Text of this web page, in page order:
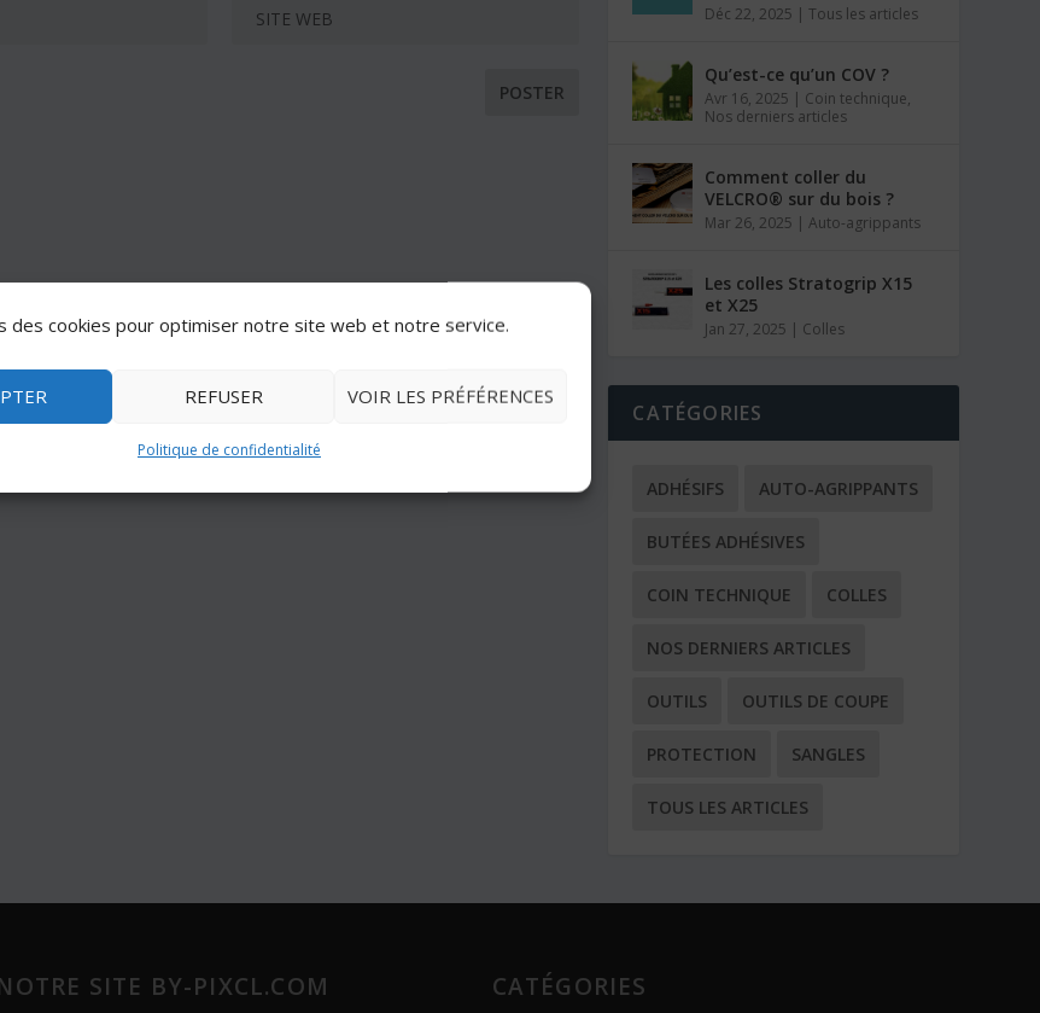
des cookies pour optimiser notre site web et notre service.
REFUSER VOIR LES PRÉFÉRENCES
Politique de confidentialité
Déc 22, 2025 |Tous les articles
Qu’est-ce qu’un COV ?
Avr 16, 2025 | Coin technique,
Nos derniers articles
Comment coller du
VELCRO® sur du bois ?
Mar 26, 2025 |Auto-agrippants
Les colles Stratogrip X15
et X25
Jan 27, 2025 | Colles
CATÉGORIES
ADHÉSIFS AUTO-AGRIPPANTS
BUTÉES ADHÉSIVES
COIN TECHNIQUE COLLES
NOS DERNIERS ARTICLES
OUTILS OUTILS DE COUPE
PROTECTION SANGLES
TOUS LES ARTICLES
SITE BY-PIXCL.COM CATÉGORIES